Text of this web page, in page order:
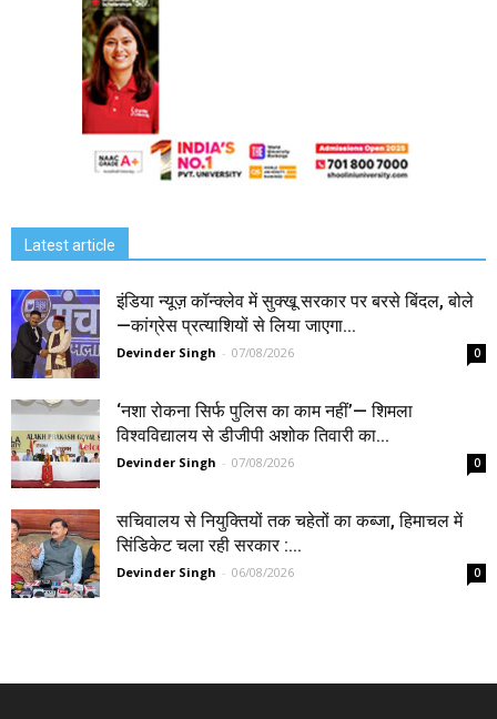
Latest article
इंडिया न्यूज़ कॉन्क्लेव में सुक्खू सरकार पर बरसे बिंदल, बोले
—कांग्रेस प्रत्याशियों से लिया जाएगा...
Devinder Singh - 07/08/2026 0
‘नशा रोकना सिर्फ पुलिस का काम नहीं’— शिमला
विश्वविद्यालय से डीजीपी अशोक तिवारी का...
Devinder Singh - 07/08/2026 0
सचिवालय से नियुक्तियों तक चहेतों का कब्जा, हिमाचल में
सिंडिकेट चला रही सरकार :...
Devinder Singh - 06/08/2026 0